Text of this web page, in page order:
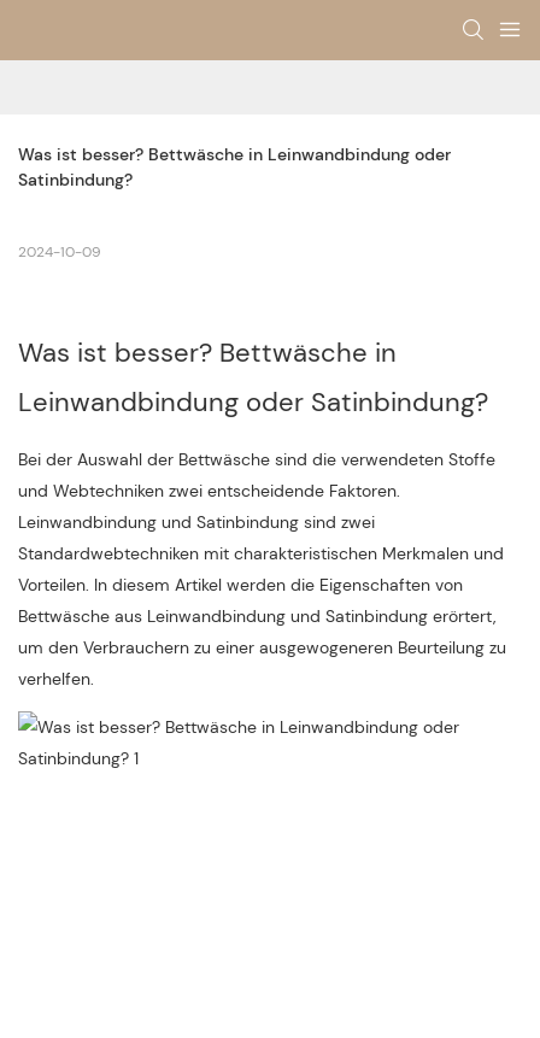
Was ist besser? Bettwäsche in Leinwandbindung oder
Satinbindung?
2024-10-09
Was ist besser? Bettwäsche in
Leinwandbindung oder Satinbindung?
Bei der Auswahl der Bettwäsche sind die verwendeten Stoffe
und Webtechniken zwei entscheidende Faktoren.
Leinwandbindung und Satinbindung sind zwei
Standardwebtechniken mit charakteristischen Merkmalen und
Vorteilen. In diesem Artikel werden die Eigenschaften von
Bettwäsche aus Leinwandbindung und Satinbindung erörtert,
um den Verbrauchern zu einer ausgewogeneren Beurteilung zu
verhelfen.